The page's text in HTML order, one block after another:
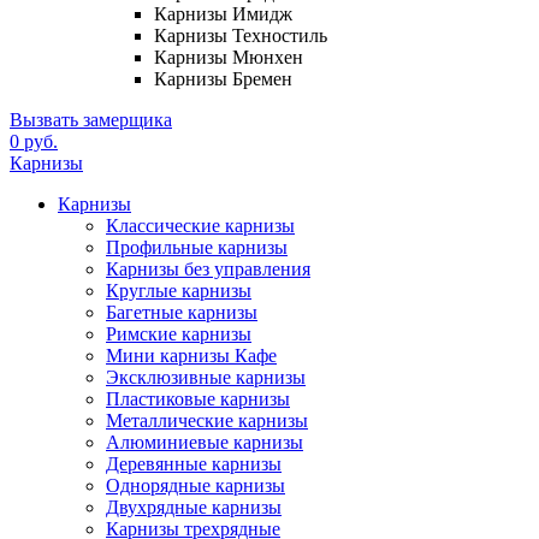
Карнизы Имидж
Карнизы Техностиль
Карнизы Мюнхен
Карнизы Бремен
Вызвать замерщика
0 руб.
Карнизы
Карнизы
Классические карнизы
Профильные карнизы
Карнизы без управления
Круглые карнизы
Багетные карнизы
Римские карнизы
Мини карнизы Кафе
Эксклюзивные карнизы
Пластиковые карнизы
Металлические карнизы
Алюминиевые карнизы
Деревянные карнизы
Однорядные карнизы
Двухрядные карнизы
Карнизы трехрядные